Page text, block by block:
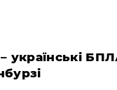
українські